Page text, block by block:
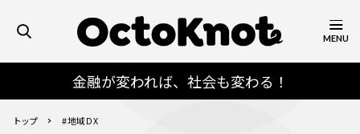
金融が変われば、社会も変わる！
MENU
トップ #地域DX